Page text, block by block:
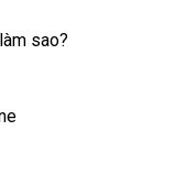
sao?